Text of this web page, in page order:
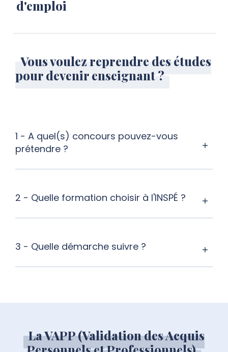
d'emploi
Vous voulez reprendre des études
pour devenir enseignant ?
1 - A quel(s) concours pouvez-vous
prétendre ?
2 - Quelle formation choisir à l'INSPÉ ?
3 - Quelle démarche suivre ?
La VAPP (Validation des Acquis